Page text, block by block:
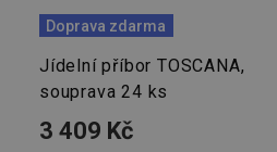
Doprava zdarma
Jídelní příbor TOSCANA,
souprava 24 ks
3 409 Kč